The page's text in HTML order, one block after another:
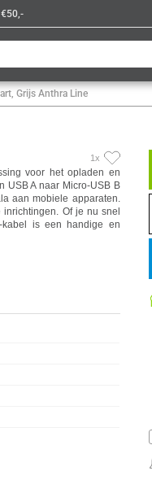
€50,-
Grijs Anthra Line
1x
voor het opladen en
USB A naar Micro-USB B
aan mobiele apparaten.
Of je nu snel
is een handige en